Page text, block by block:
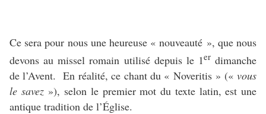
Ce sera pour nous une heureuse « nouveauté », que nous
devons au missel romain utilisé depuis le 1erdimanche
de l’Avent. En réalité, ce chant du « Noveritis » (« vous
le savez»), selon le premier mot du texte latin, est une
antique tradition de l’Église.